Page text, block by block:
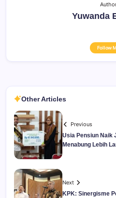
Yuwanda
Follow
Other Articles
Previous
Usia Pensiun Naik
Menabung Lebih
Next
KPK: Sinergisme